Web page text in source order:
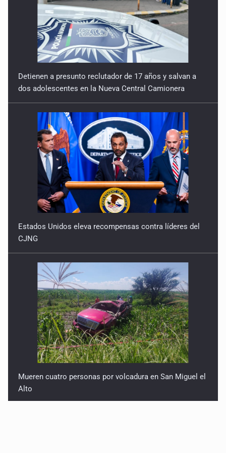
Detienen a presunto reclutador de 17 años y salvan a
dos adolescentes en la Nueva Central Camionera
Estados Unidos eleva recompensas contra líderes del
CJNG
Mueren cuatro personas por volcadura en San Miguel el
Alto